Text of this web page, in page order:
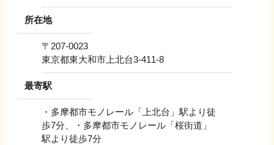
所在地
〒 207-0023
東京都東大和市上北台3-411-8
最寄駅
・多摩都市モノレール「上北台」駅より徒
歩7分、・多摩都市モノレール「桜街道」
駅より徒歩7分